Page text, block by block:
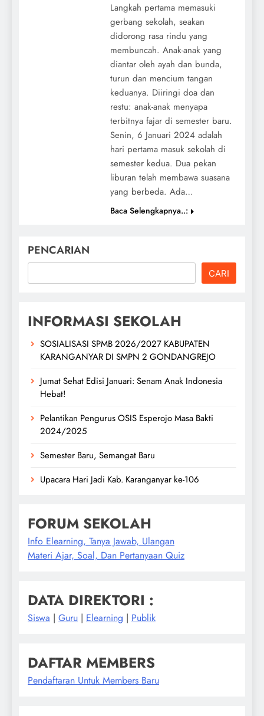
Langkah pertama memasuki
gerbang sekolah, seakan
didorong rasa rindu yang
membuncah. Anak-anak yang
diantar oleh ayah dan bunda,
turun dan mencium tangan
keduanya. Diiringi doa dan
restu: anak-anak menyapa
terbitnya fajar di semester baru.
Senin, 6 Januari 2024 adalah
hari pertama masuk sekolah di
semester kedua. Dua pekan
liburan telah membawa suasana
yang berbeda. Ada…
Baca Selengkapnya..:
PENCARIAN
CARI
INFORMASI SEKOLAH
SOSIALISASI SPMB 2026/2027 KABUPATEN
KARANGANYAR DI SMPN 2 GONDANGREJO
Jumat Sehat Edisi Januari: Senam Anak Indonesia
Hebat!
Pelantikan Pengurus OSIS Esperojo Masa Bakti
2024/2025
Semester Baru, Semangat Baru
Upacara Hari Jadi Kab. Karanganyar ke-106
FORUM SEKOLAH
Info Elearning, Tanya Jawab, Ulangan
Materi Ajar, Soal, Dan Pertanyaan Quiz
DATA DIREKTORI :
Siswa | Guru | Elearning | Publik
DAFTAR MEMBERS
Pendaftaran Untuk Members Baru